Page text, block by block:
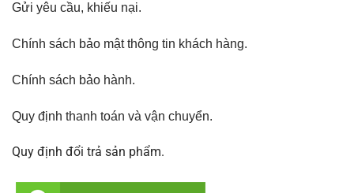
Gửi yêu cầu, khiếu nại.
Chính sách bảo mật thông tin khách hàng.
Chính sách bảo hành.
Quy định thanh toán và vận chuyển.
Quy định đổi trả sản phẩm.